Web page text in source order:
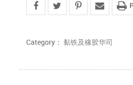
Category：黏铁及橡胶华司